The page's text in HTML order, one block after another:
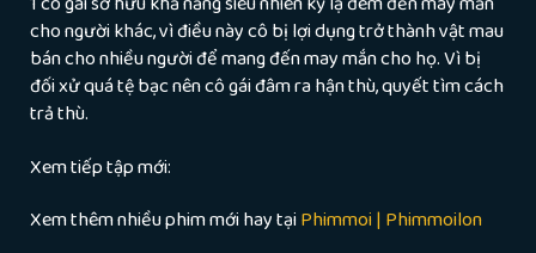
cho người khác, vì điều này cô bị lợi dụng trở thành vật mau
bán cho nhiều người để mang đến may mắn cho họ. Vì bị
đối xử quá tệ bạc nên cô gái đâm ra hận thù, quyết tìm cách
trả thù.
Xem tiếp tập mới:
Xem thêm nhiều phim mới hay tạiPhimmoi | Phimmoilon